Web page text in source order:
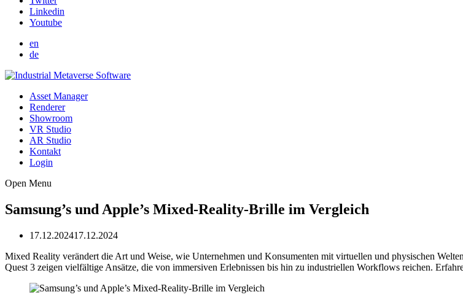
Linkedin
Youtube
en
de
Asset Manager
Renderer
Showroom
VR Studio
AR Studio
Kontakt
Login
Open Menu
Samsung’s und Apple’s Mixed-Reality-Brille im Vergleich
17.12.202417.12.2024
Mixed Reality verändert die Art und Weise, wie Unternehmen und Konsumenten mit virtuellen und physischen
Quest 3 zeigen vielfältige Ansätze, die von immersiven Erlebnissen bis hin zu industriellen Workflows reichen.